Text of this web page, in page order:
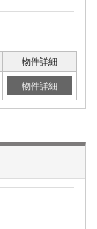
物件詳細
物件詳細